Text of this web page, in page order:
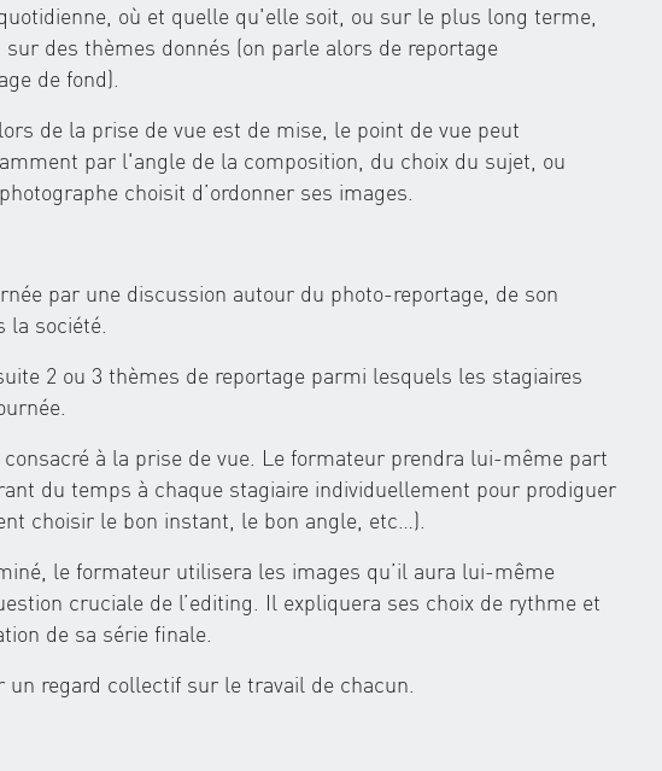
où et quelle qu'elle soit, ou sur le plus long terme,
sur des thèmes donnés (on parle alors de reportage
de fond).
de la prise de vue est de mise, le point de vue peut
par l'angle de la composition, du choix du sujet, ou
choisit d’ordonner ses images.
par une discussion autour du photo-reportage, de son
la société.
2 ou 3 thèmes de reportage parmi lesquels les stagiaires
à la prise de vue. Le formateur prendra lui-même part
du temps à chaque stagiaire individuellement pour prodiguer
choisir le bon instant, le bon angle, etc…).
le formateur utilisera les images qu’il aura lui-même
cruciale de l’editing. Il expliquera ses choix de rythme et
de sa série finale.
regard collectif sur le travail de chacun.